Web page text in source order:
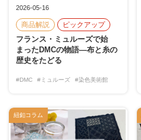
2026-05-16
商品解説 ピックアップ
フランス・ミュルーズで始
まったDMCの物語―布と糸の
歴史をたどる
#DMC #ミュルーズ #染色美術館
紐釦コラム